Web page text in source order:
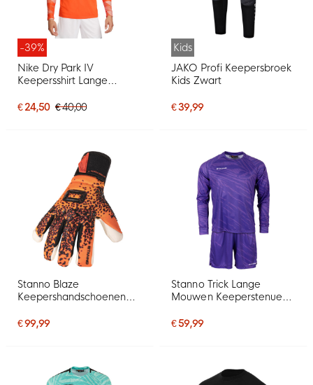
-39%
Nike Dry Park IV
Keepersshirt Lange
€ 24,50 € 40,00
Kids
JAKO Profi Keepersbroek
Kids Zwart
€ 39,99
Stanno Blaze
Keepershandschoenen
€ 99,99
Stanno Trick Lange
Mouwen Keeperstenue
€ 59,99